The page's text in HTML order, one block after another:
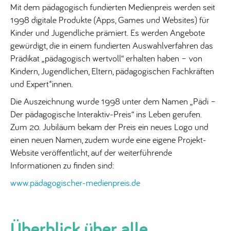
Mit dem pädagogisch fundierten Medienpreis werden seit
1998 digitale Produkte (Apps, Games und Websites) für
Kinder und Jugendliche prämiert. Es werden Angebote
gewürdigt, die in einem fundierten Auswahlverfahren das
Prädikat „pädagogisch wertvoll“ erhalten haben – von
Kindern, Jugendlichen, Eltern, pädagogischen Fachkräften
und Expert*innen.
Die Auszeichnung wurde 1998 unter dem Namen „Pädi –
Der pädagogische Interaktiv-Preis“ ins Leben gerufen.
Zum 20. Jubiläum bekam der Preis ein neues Logo und
einen neuen Namen, zudem wurde eine eigene Projekt-
Website veröffentlicht, auf der weiterführende
Informationen zu finden sind:
www.pädagogischer-medienpreis.de